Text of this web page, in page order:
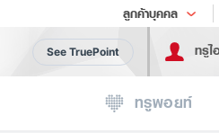
ลูกค้าบุคคล
See TruePoint ทรูไ
ทรูพอยท์